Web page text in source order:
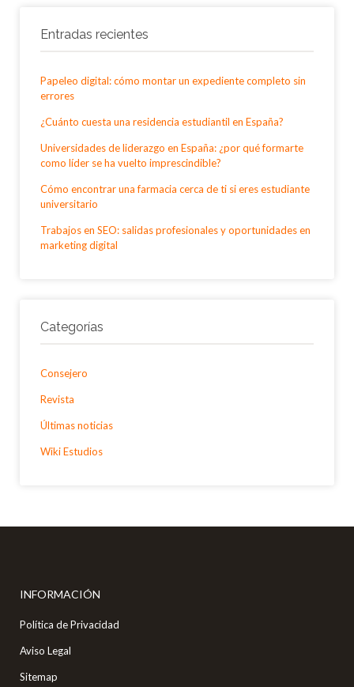
Entradas recientes
Papeleo digital: cómo montar un expediente completo sin
errores
¿Cuánto cuesta una residencia estudiantil en España?
Universidades de liderazgo en España: ¿por qué formarte
como líder se ha vuelto imprescindible?
Cómo encontrar una farmacia cerca de ti si eres estudiante
universitario
Trabajos en SEO: salidas profesionales y oportunidades en
marketing digital
Categorías
Consejero
Revista
Últimas noticias
Wiki Estudios
INFORMACIÓN
Política de Privacidad
Aviso Legal
Sitemap